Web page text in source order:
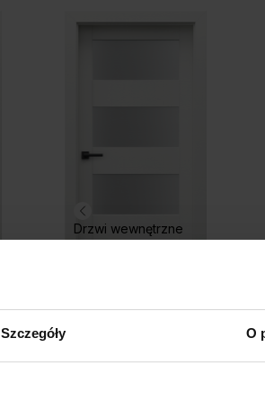
Szczegóły O
Drzwi wewnętrzne
Hikora